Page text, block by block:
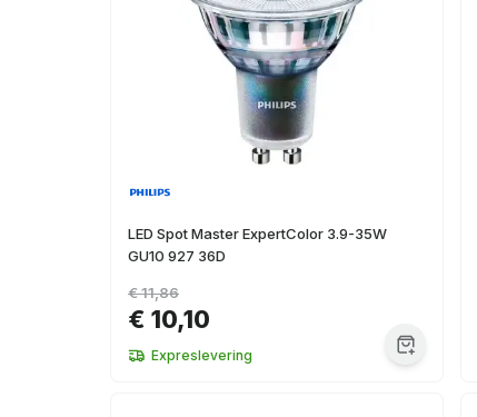
LED Spot Master ExpertColor 3.9-35W
GU10 927 36D
€ 10,10
€ 11,86
Expreslevering